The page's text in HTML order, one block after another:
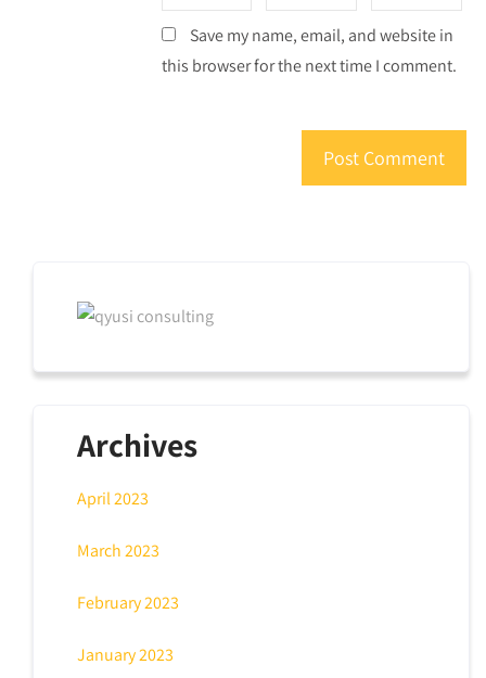
Save my name, email, and website in
this browser for the next time I comment.
Archives
April 2023
March 2023
February 2023
January 2023